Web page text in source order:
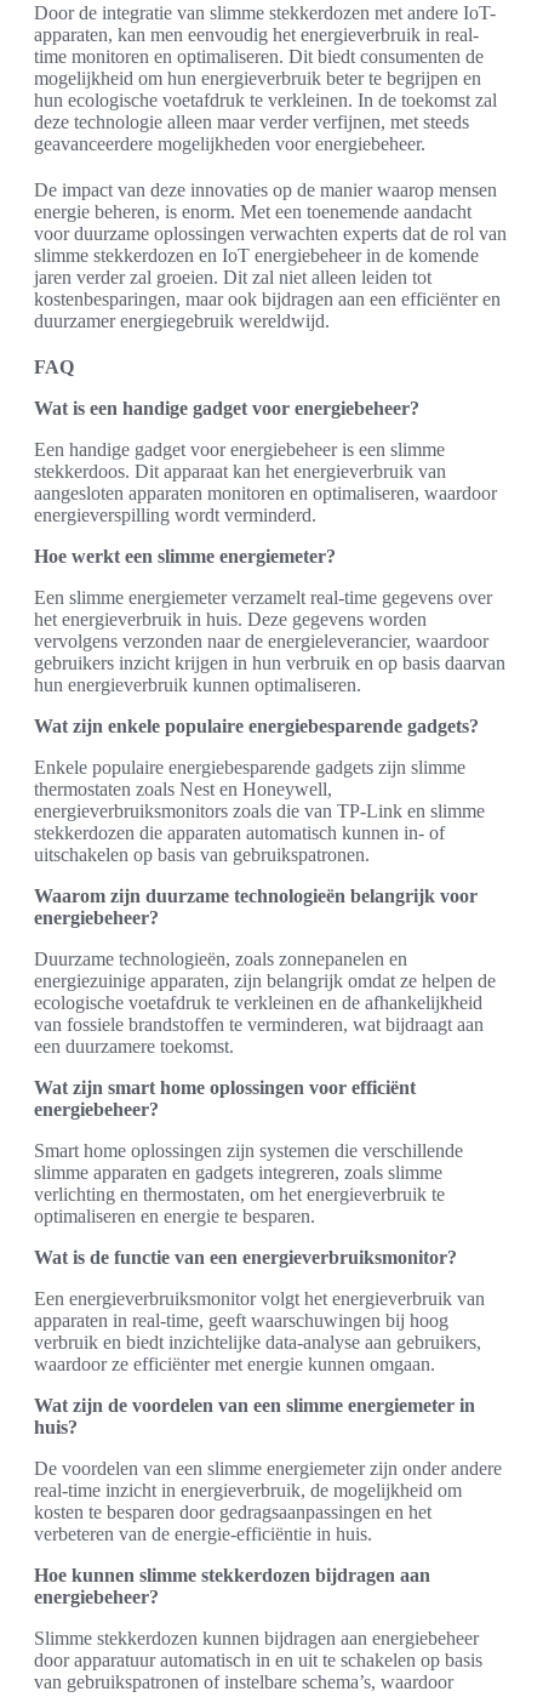
Door de integratie van slimme stekkerdozen met andere IoT-
apparaten, kan men eenvoudig het energieverbruik in real-
time monitoren en optimaliseren. Dit biedt consumenten de
mogelijkheid om hun energieverbruik beter te begrijpen en
hun ecologische voetafdruk te verkleinen. In de toekomst zal
deze technologie alleen maar verder verfijnen, met steeds
geavanceerdere mogelijkheden voor energiebeheer.
De impact van deze innovaties op de manier waarop mensen
energie beheren, is enorm. Met een toenemende aandacht
voor duurzame oplossingen verwachten experts dat de rol van
slimme stekkerdozen en IoT energiebeheer in de komende
jaren verder zal groeien. Dit zal niet alleen leiden tot
kostenbesparingen, maar ook bijdragen aan een efficiënter en
duurzamer energiegebruik wereldwijd.
FAQ
Wat is een handige gadget voor energiebeheer?
Een handige gadget voor energiebeheer is een slimme
stekkerdoos. Dit apparaat kan het energieverbruik van
aangesloten apparaten monitoren en optimaliseren, waardoor
energieverspilling wordt verminderd.
Hoe werkt een slimme energiemeter?
Een slimme energiemeter verzamelt real-time gegevens over
het energieverbruik in huis. Deze gegevens worden
vervolgens verzonden naar de energieleverancier, waardoor
gebruikers inzicht krijgen in hun verbruik en op basis daarvan
hun energieverbruik kunnen optimaliseren.
Wat zijn enkele populaire energiebesparende gadgets?
Enkele populaire energiebesparende gadgets zijn slimme
thermostaten zoals Nest en Honeywell,
energieverbruiksmonitors zoals die van TP-Link en slimme
stekkerdozen die apparaten automatisch kunnen in- of
uitschakelen op basis van gebruikspatronen.
Waarom zijn duurzame technologieën belangrijk voor
energiebeheer?
Duurzame technologieën, zoals zonnepanelen en
energiezuinige apparaten, zijn belangrijk omdat ze helpen de
ecologische voetafdruk te verkleinen en de afhankelijkheid
van fossiele brandstoffen te verminderen, wat bijdraagt aan
een duurzamere toekomst.
Wat zijn smart home oplossingen voor efficiënt
energiebeheer?
Smart home oplossingen zijn systemen die verschillende
slimme apparaten en gadgets integreren, zoals slimme
verlichting en thermostaten, om het energieverbruik te
optimaliseren en energie te besparen.
Wat is de functie van een energieverbruiksmonitor?
Een energieverbruiksmonitor volgt het energieverbruik van
apparaten in real-time, geeft waarschuwingen bij hoog
verbruik en biedt inzichtelijke data-analyse aan gebruikers,
waardoor ze efficiënter met energie kunnen omgaan.
Wat zijn de voordelen van een slimme energiemeter in
huis?
De voordelen van een slimme energiemeter zijn onder andere
real-time inzicht in energieverbruik, de mogelijkheid om
kosten te besparen door gedragsaanpassingen en het
verbeteren van de energie-efficiëntie in huis.
Hoe kunnen slimme stekkerdozen bijdragen aan
energiebeheer?
Slimme stekkerdozen kunnen bijdragen aan energiebeheer
door apparatuur automatisch in en uit te schakelen op basis
van gebruikspatronen of instelbare schema’s, waardoor